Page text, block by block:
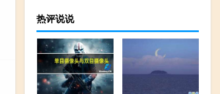
热评说说